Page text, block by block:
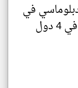
في
إفريقيا بافتتاح ممثليات في 4 دول